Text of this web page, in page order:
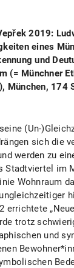
2019:
eines
und
(= Münchner
München,
(Un-
sich die
werden zu
Stadtviertel im
Wohnraum
errichtete
trotz
und